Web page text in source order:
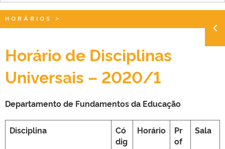
INTERNACIONAL
PORTARIAS
HORÁRIOS >
Horário de Disciplinas
Universais – 2020/1
Departamento de Fundamentos da Educação
Disciplina
Có
dig
Horário
Pr
of
Sala